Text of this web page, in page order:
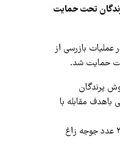
تحت حمایت
بازرسی از
حمایت شد.
پرندگان
مقابله با
فرمانده یگان حفاظت محیط‌زیست استان تهران ادامه داد: در این عملیات، دو قطعه کبک وحشی، ۳۰۰ عدد جوجه زاغ